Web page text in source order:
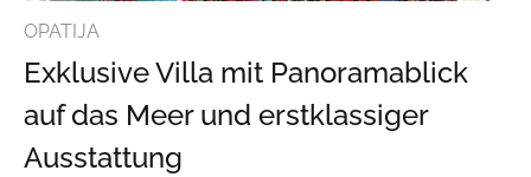
OPATIJA
Exklusive Villa mit Panoramablick
auf das Meer und erstklassiger
Ausstattung